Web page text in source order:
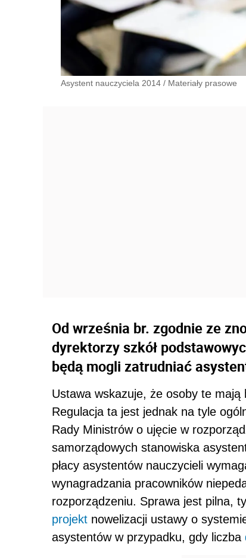
Asystent nauczyciela 2014 / Materiały prasowe
Od września br. zgodnie ze
dyrektorzy szkół
będą mogli zatrudniać
Ustawa wskazuje, że osoby te
Regulacja ta jest jednak na tyle
Rady Ministrów o ujęcie w
samorządowych stanowiska
płacy asystentów nauczycieli
wynagradzania pracowników
rozporządzeniu. Sprawa jest pilna,
projekt nowelizacji ustawy o
asystentów w przypadku, gdy liczba